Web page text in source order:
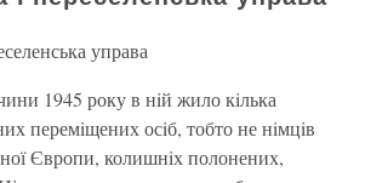
управа
1945 року в нiй жило кiлька
перемiщених осiб, тобто не нiмцiв
Європи, колишнiх полонених,